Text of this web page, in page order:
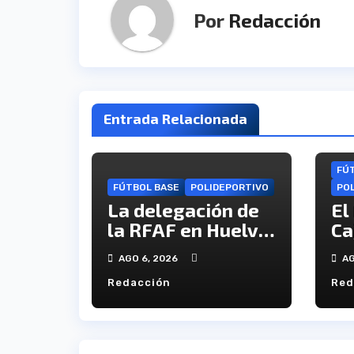
Por Redacción
Entrada Relacionada
FÚTBOL BASE POLIDEPORTIVO
La delegación de
la RFAF en Huelva
hace público los
calendarios de la
categoría juvenil
AGO 6, 2026
Redacción
El